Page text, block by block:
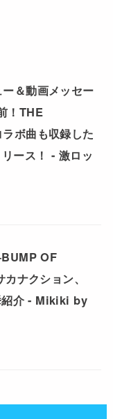
＆動画メッセー
！THE
ボ曲も収録した
ース！ - 激ロッ
OF
ナクション、
紹介 - Mikiki by